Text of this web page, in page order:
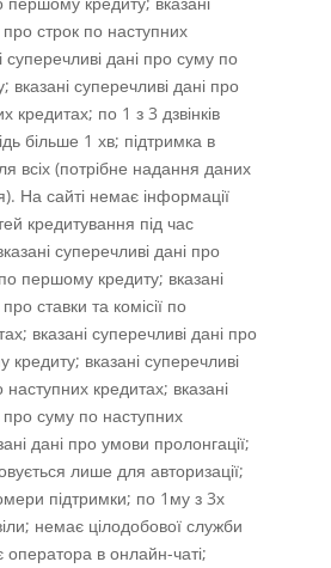
про строк по наступних
суперечливі дані про суму по
суперечливі дані про
кредитах; по 1 з 3 дзвінків
більше 1 хв; підтримка в
всіх (потрібне надання даних
На сайті немає інформації
кредитування під час
суперечливі дані про
по першому кредиту; вказані
ставки та комісії по
вказані суперечливі дані про
вказані суперечливі
кредитах; вказані
про суму по наступних
дані про умови пролонгації;
лише для авторизації;
підтримки; по 1му з 3х
немає цілодобової служби
оператора в онлайн-чаті;